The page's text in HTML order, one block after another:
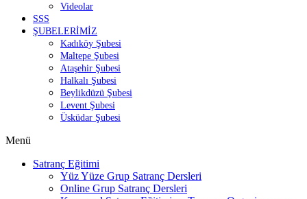
Videolar
SSS
ŞUBELERİMİZ
Kadıköy Şubesi
Maltepe Şubesi
Ataşehir Şubesi
Halkalı Şubesi
Beylikdüzü Şubesi
Levent Şubesi
Üsküdar Şubesi
Menü
Satranç Eğitimi
Yüz Yüze Grup Satranç Dersleri
Online Grup Satranç Dersleri